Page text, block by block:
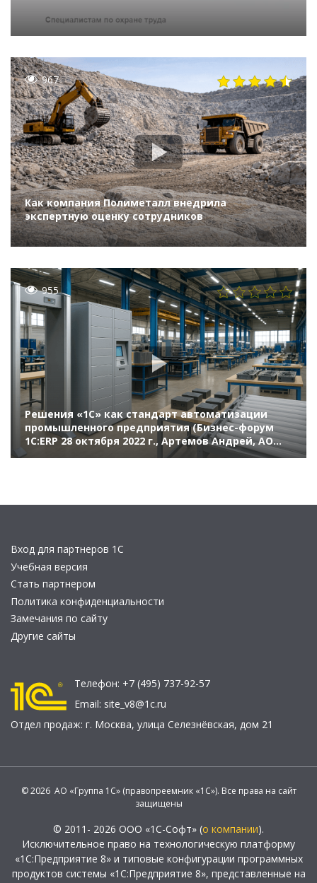
967
Как компания Полиметалл внедрила
экспертную оценку сотрудников
955
Решения «1С» как стандарт автоматизации
промышленного предприятия (Бизнес-форум
1С:ERP 28 октября 2022 г., Артемов Андрей, АО
«Калужский Электромеханический Завод»)
Вход для партнеров 1С
Учебная версия
Стать партнером
Политика конфиденциальности
Замечания по сайту
Другие сайты
Телефон: +7 (495) 737-92-57
Email: site_v8@1c.ru
Отдел продаж: г. Москва, улица Селезнёвская, дом 21
© 2026 АО «Группа 1С» (правопреемник «1С»). Все права на сайт
защищены
© 2011- 2026 ООО «1С-Софт» (о компании).
Исключительное право на технологическую платформу
«1С:Предприятие 8» и типовые конфигурации программных
продуктов системы «1С:Предприятие 8», представленные на